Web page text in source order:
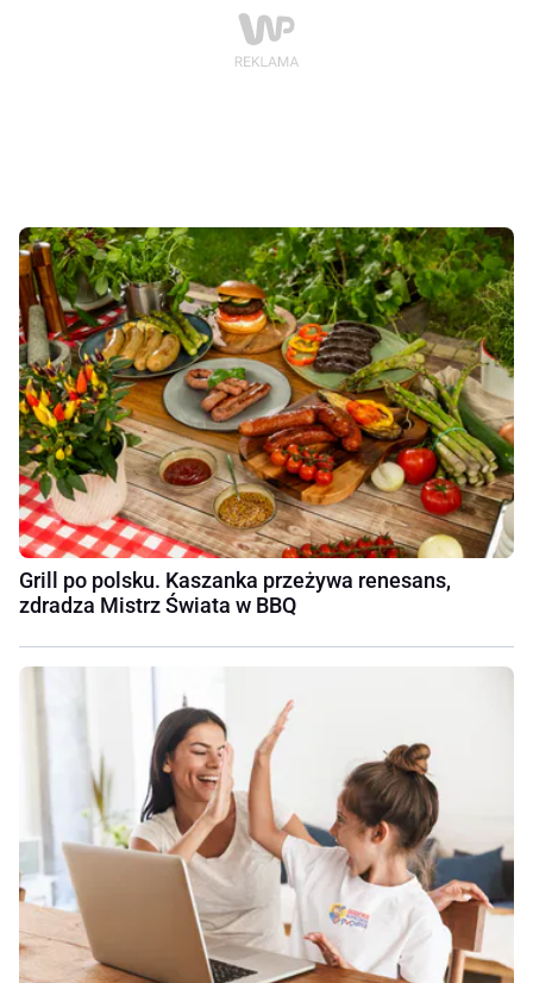
Grill po polsku. Kaszanka przeżywa renesans,
zdradza Mistrz Świata w BBQ